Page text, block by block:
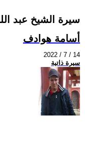
سيرة الشيخ عبد
أسامة هوادف
2022 / 7 / 14
سيرة ذاتية